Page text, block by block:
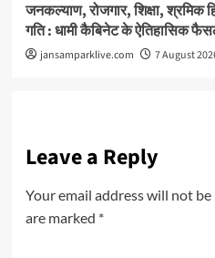
जनकल्याण, रोजगार, शिक्षा,
गति : धामी कैबिनेट के ऐतिहासिक
jansamparklive.com 7 August
Leave a Reply
Your email address will not
are marked *